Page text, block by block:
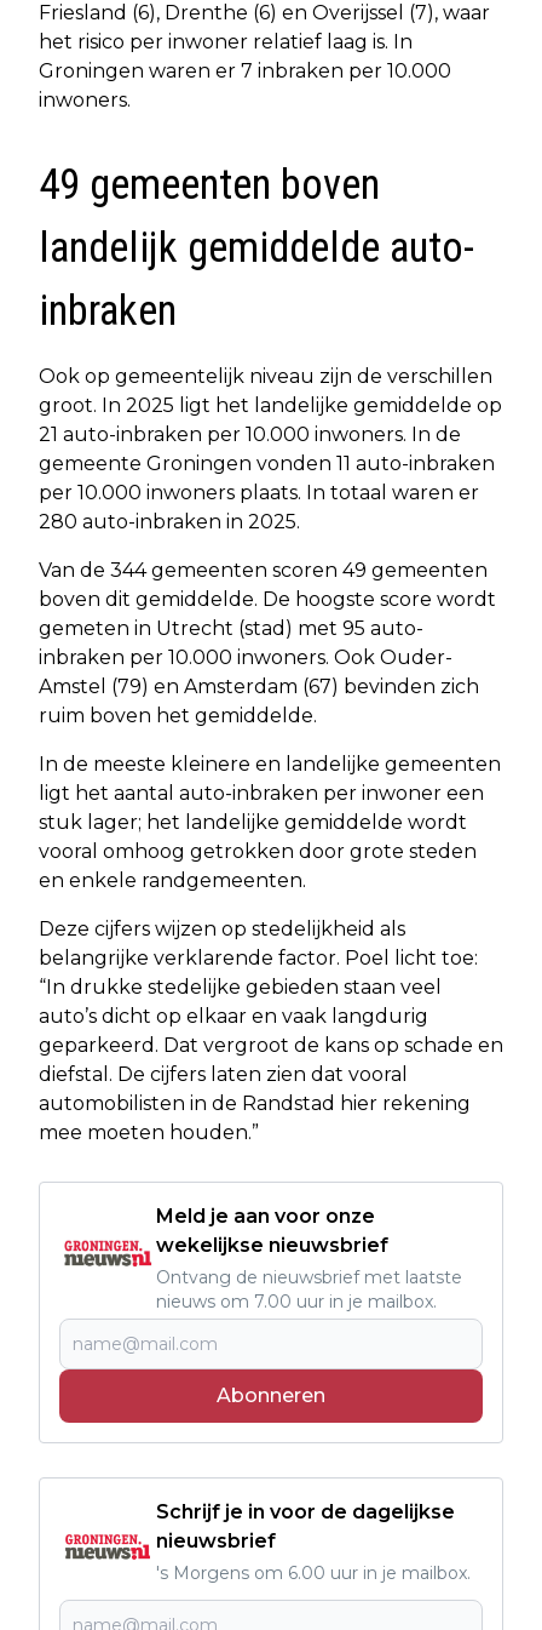
Friesland (6), Drenthe (6) en Overijssel (7), waar
het risico per inwoner relatief laag is. In
Groningen waren er 7 inbraken per 10.000
inwoners.
49 gemeenten boven
landelijk gemiddelde auto-
inbraken
Ook op gemeentelijk niveau zijn de verschillen
groot. In 2025 ligt het landelijke gemiddelde op
21 auto-inbraken per 10.000 inwoners. In de
gemeente Groningen vonden 11 auto-inbraken
per 10.000 inwoners plaats. In totaal waren er
280 auto-inbraken in 2025.
Van de 344 gemeenten scoren 49 gemeenten
boven dit gemiddelde. De hoogste score wordt
gemeten in Utrecht (stad) met 95 auto-
inbraken per 10.000 inwoners. Ook Ouder-
Amstel (79) en Amsterdam (67) bevinden zich
ruim boven het gemiddelde.
In de meeste kleinere en landelijke gemeenten
ligt het aantal auto-inbraken per inwoner een
stuk lager; het landelijke gemiddelde wordt
vooral omhoog getrokken door grote steden
en enkele randgemeenten.
Deze cijfers wijzen op stedelijkheid als
belangrijke verklarende factor. Poel licht toe:
“In drukke stedelijke gebieden staan veel
auto’s dicht op elkaar en vaak langdurig
geparkeerd. Dat vergroot de kans op schade en
diefstal. De cijfers laten zien dat vooral
automobilisten in de Randstad hier rekening
mee moeten houden.”
Meld je aan voor onze
wekelijkse nieuwsbrief
Ontvang de nieuwsbrief met laatste
nieuws om 7.00 uur in je mailbox.
Abonneren
Schrijf je in voor de dagelijkse
nieuwsbrief
's Morgens om 6.00 uur in je mailbox.